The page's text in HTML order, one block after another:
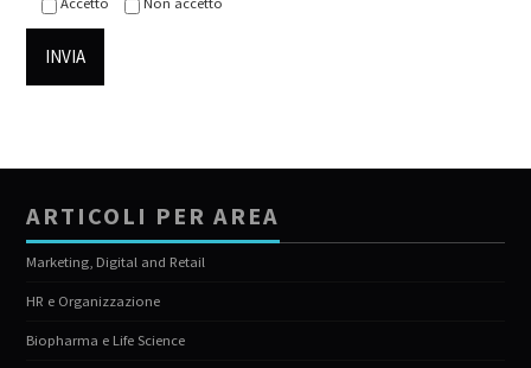
ARTICOLI PER AREA
Marketing, Digital and Retail
HR e Organizzazione
Biopharma e Life Science